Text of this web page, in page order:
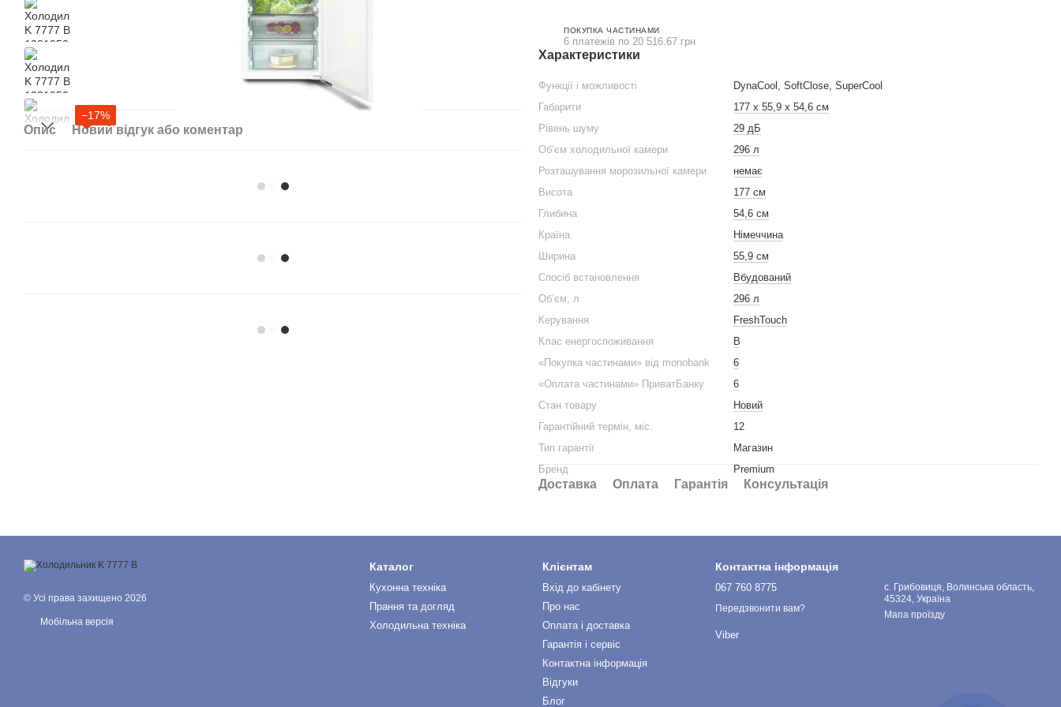
−17%
Опис Новий відгук або коментар
ПОКУПКА ЧАСТИНАМИ
6 платежів по 20 516.67 грн
Характеристики
Функції і можливості
DynaCool, SoftClose, SuperCool
Габарити
177 х 55,9 х 54,6 см
Рівень шуму
29 дБ
Обʼєм холодильної камери
296 л
Розташування морозильної камери
немає
Висота
177 см
Глибина
54,6 см
Країна
Німеччина
Ширина
55,9 см
Спосіб встановлення
Вбудований
Обʼєм, л
296 л
Керування
FreshTouch
Клас енергоспоживання
В
«Покупка частинами» від monobank
6
«Оплата частинами» ПриватБанку
6
Стан товару
Новий
Гарантійний термін, міс.
12
Тип гарантії
Магазин
Бренд
Premium
Доставка Оплата Гарантія Консультація
© Усі права захищено 2026
Мобільна версія
Каталог
Кухонна техніка
Прання та догляд
Холодильна техніка
Клієнтам
Вхід до кабінету
Про нас
Оплата і доставка
Гарантія і сервіс
Контактна інформація
Відгуки
Блог
Контактна інформація
067 760 8775
Передзвонити вам?
Viber
с. Грибовиця, Волинська область,
45324, Україна
Мапа проїзду